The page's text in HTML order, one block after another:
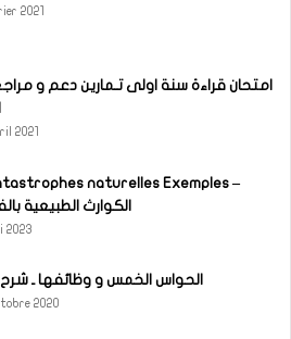
2021
امتحان قراءة سنة اولى تـمارين دعم و
2021
naturelles Exemples –
الكوارث الطبيعية
2023
الحواس الخمس و وظائفها ـ شرح
2020